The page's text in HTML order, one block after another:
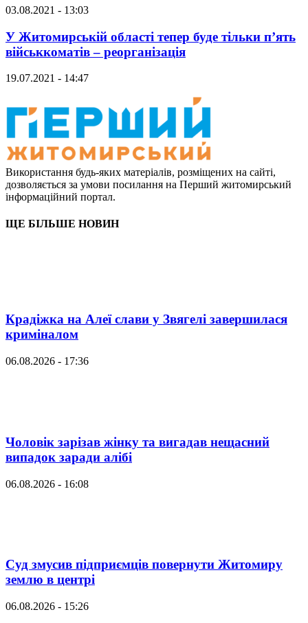
03.08.2021 - 13:03
У Житомирській області тепер буде тільки п’ять
військкоматів – реорганізація
19.07.2021 - 14:47
Використання будь-яких матеріалів, розміщених на сайті,
дозволяється за умови посилання на Перший житомирський
інформаційний портал.
ЩЕ БІЛЬШЕ НОВИН
Крадіжка на Алеї слави у Звягелі завершилася
криміналом
06.08.2026 - 17:36
Чоловік зарізав жінку та вигадав нещасний
випадок заради алібі
06.08.2026 - 16:08
Суд змусив підприємців повернути Житомиру
землю в центрі
06.08.2026 - 15:26